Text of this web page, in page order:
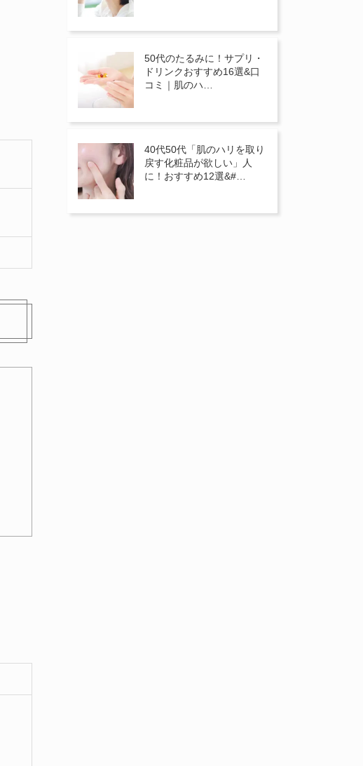
50代のたるみに！サプリ・
ドリンクおすすめ16選&口
コミ｜肌のハ…
40代50代「肌のハリを取り
戻す化粧品が欲しい」人
に！おすすめ12選&#…